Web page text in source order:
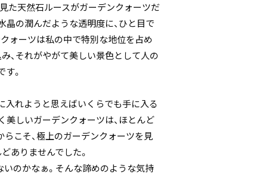
た天然石ルースがガーデンクォーツだ
晶の潤んだような透明度に、ひと目で
ォーツは私の中で特別な地位を占め
、それがやがて美しい景色として人の
。
入れようと思えばいくらでも手に入る
美しいガーデンクォーツは、ほとんど
こそ、極上のガーデンクォーツを見
ありませんでした。
のかなぁ。そんな諦めのような気持